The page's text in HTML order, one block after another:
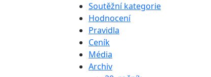
Soutěžní kategorie
Hodnocení
Pravidla
Ceník
Média
Archiv